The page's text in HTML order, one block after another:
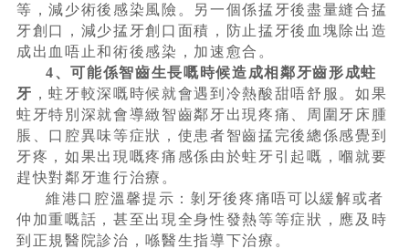
等，減少術後感染風險。另一個係掹牙後盡量縫合掹
牙創口，減少掹牙創口面積，防止掹牙後血塊除出造
成出血唔止和術後感染，加速愈合。
4、可能係智齒生長嘅時候造成相鄰牙齒形成蛀
牙 ，蛀牙較深嘅時候就會遇到冷熱酸甜唔舒服。如果
蛀牙特別深就會導緻智齒鄰牙出現疼痛、周圍牙床腫
脹、口腔異味等症狀，使患者智齒掹完後總係感覺到
牙疼，如果出現嘅疼痛感係由於蛀牙引起嘅，嗰就要
趕快對鄰牙進行治療。
維港口腔溫馨提示：剝牙後疼痛唔可以緩解或者
仲加重嘅話，甚至出現全身性發熱等等症狀，應及時
到正規醫院診治，喺醫生指導下治療。